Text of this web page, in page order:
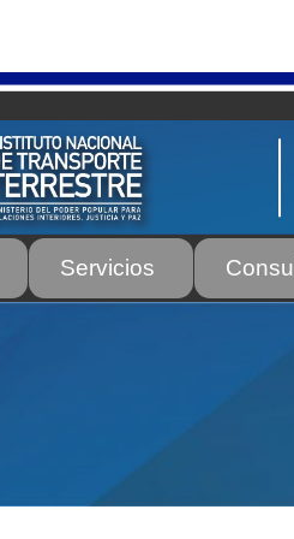
Servicios
e Instructores de Manejo